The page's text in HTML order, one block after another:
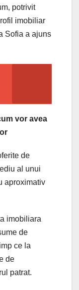
potrivit
imobiliar
Sofia a ajuns
vor avea
de
al unui
aproximativ
imobiliara
de
ce la
de
patrat.